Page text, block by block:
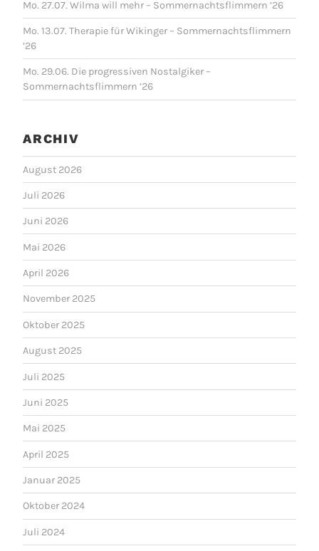
Mo. 27.07. Wilma will mehr – Sommernachtsflimmern ’26
Mo. 13.07. Therapie für Wikinger – Sommernachtsflimmern
’26
Mo. 29.06. Die progressiven Nostalgiker –
Sommernachtsflimmern ’26
ARCHIV
August 2026
Juli 2026
Juni 2026
Mai 2026
April 2026
November 2025
Oktober 2025
August 2025
Juli 2025
Juni 2025
Mai 2025
April 2025
Januar 2025
Oktober 2024
Juli 2024